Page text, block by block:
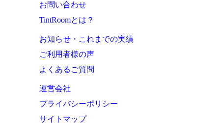
お問い合わせ
TintRoomとは？
お知らせ・これまでの実績
ご利用者様の声
よくあるご質問
運営会社
プライバシーポリシー
サイトマップ